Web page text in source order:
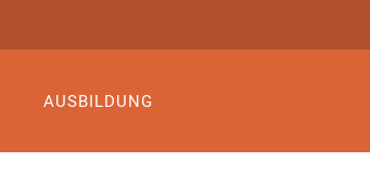
AUSBILDUNG